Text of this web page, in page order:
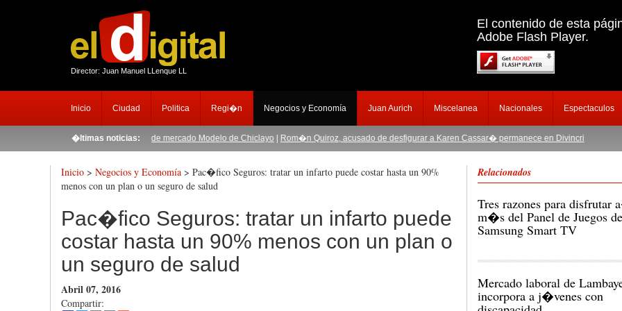
Director: Juan Manuel LLenque LL
El contenido de esta
Adobe Flash Player.
Inicio Ciudad Politica Regi�n Negocios y Economía Juan Aurich Miscelanea Nacionales Espectaculos
�ltimas noticias:
Ley que expropia tiendas de mercado Modelo de Chiclayo|Rom�n Quiroz, acusado de desfigurar a Karen Cassar� permanece en Divincri |Investigar�n a
Inicio > Negocios y Economía > Pac�fico Seguros: tratar un infarto puede costar hasta un 90%
menos con un plan o un seguro de salud
Pac�fico Seguros: tratar un infarto puede
costar hasta un 90% menos con un plan o
un seguro de salud
Abril 07, 2016
Compartir:
Relacionados
Tres razones para disfrutar
m�s del Panel de Juegos de
Samsung Smart TV
Mercado laboral de
incorpora a j�venes con